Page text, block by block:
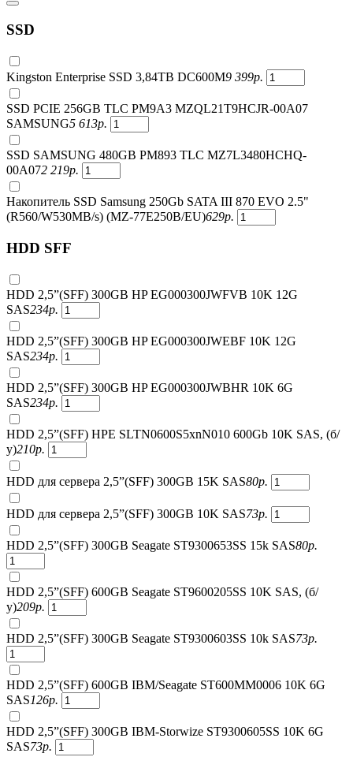
SSD
Kingston Enterprise SSD 3,84TB DC600M9 399р.
SSD PCIE 256GB TLC PM9A3 MZQL21T9HCJR-00A07
SAMSUNG5 613р.
SSD SAMSUNG 480GB PM893 TLC MZ7L3480HCHQ-
00A072 219р.
Накопитель SSD Samsung 250Gb SATA III 870 EVO 2.5"
(R560/W530MB/s) (MZ-77E250B/EU)629р.
HDD SFF
HDD 2,5”(SFF) 300GB HP EG000300JWFVB 10K 12G
SAS234р.
HDD 2,5”(SFF) 300GB HP EG000300JWEBF 10K 12G
SAS234р.
HDD 2,5”(SFF) 300GB HP EG000300JWBHR 10K 6G
SAS234р.
HDD 2,5”(SFF) HPE SLTN0600S5xnN010 600Gb 10K SAS, (б/
у)210р.
HDD для сервера 2,5”(SFF) 300GB 15K SAS80р.
HDD для сервера 2,5”(SFF) 300GB 10K SAS73р.
HDD 2,5”(SFF) 300GB Seagate ST9300653SS 15k SAS80р.
HDD 2,5”(SFF) 600GB Seagate ST9600205SS 10K SAS, (б/
у)209р.
HDD 2,5”(SFF) 300GB Seagate ST9300603SS 10k SAS73р.
HDD 2,5”(SFF) 600GB IBM/Seagate ST600MM0006 10K 6G
SAS126р.
HDD 2,5”(SFF) 300GB IBM-Storwize ST9300605SS 10K 6G
SAS73р.